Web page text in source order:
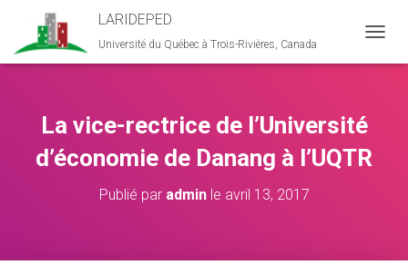
LARIDEPED
Université du Québec à Trois-Rivières, Canada
É
La vice-rectrice de l’Université
d’économie de Danang à l’UQTR
Publié par adminle avril 13, 2017